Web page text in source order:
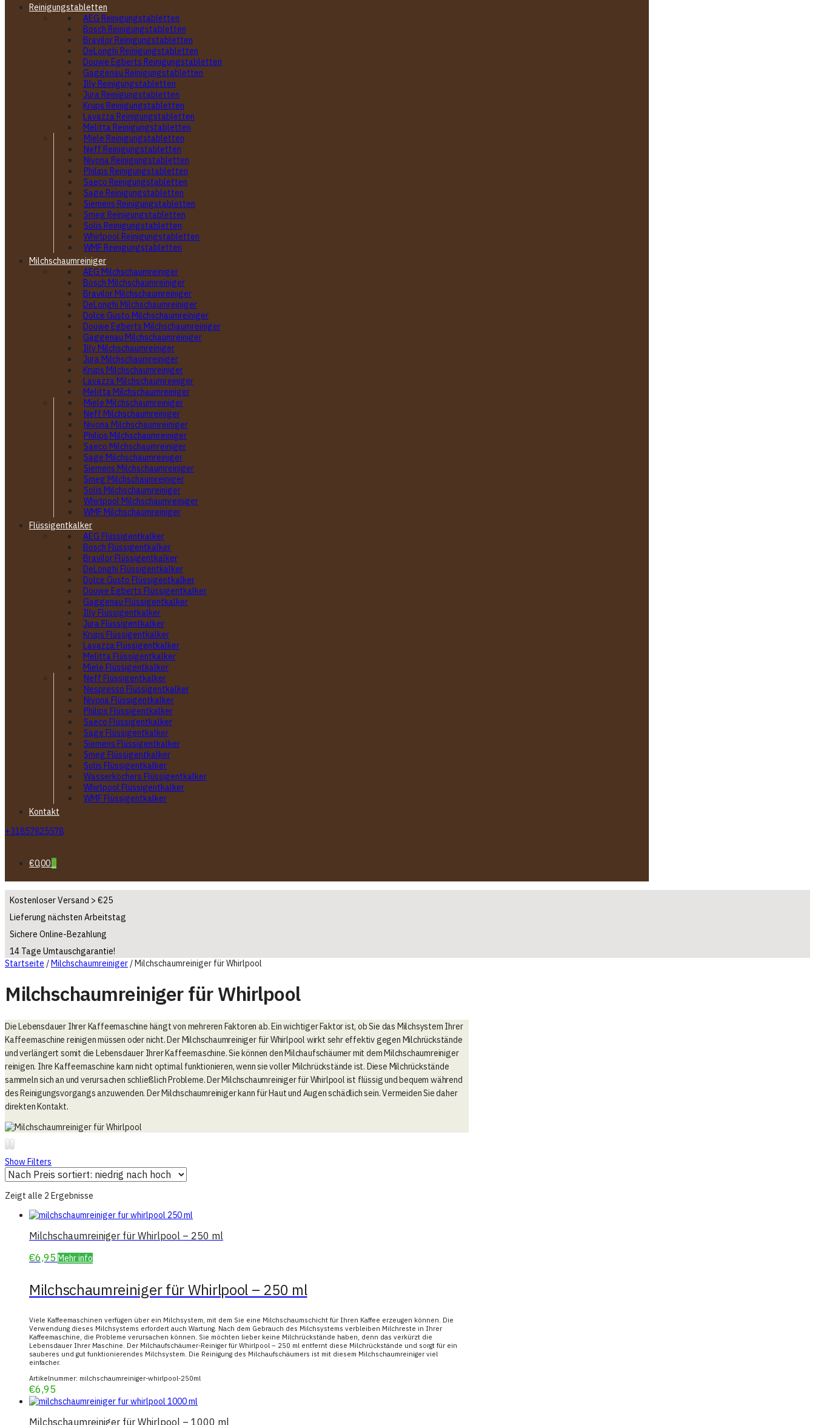
Reinigungstabletten
AEG Reinigungstabletten
Bosch Reinigungstabletten
Bravilor Reinigungstabletten
DeLonghi Reinigungstabletten
Douwe Egberts Reinigungstabletten
Gaggenau Reinigungstabletten
Illy Reinigungstabletten
Jura Reinigungstabletten
Krups Reinigungstabletten
Lavazza Reinigungstabletten
Melitta Reinigungstabletten
Miele Reinigungstabletten
Neff Reinigungstabletten
Nivona Reinigungstabletten
Philips Reinigungstabletten
Saeco Reinigungstabletten
Sage Reinigungstabletten
Siemens Reinigungstabletten
Smeg Reinigungstabletten
Solis Reinigungstabletten
Whirlpool Reinigungstabletten
WMF Reinigungstabletten
Milchschaumreiniger
AEG Milchschaumreiniger
Bosch Milchschaumreiniger
Bravilor Milchschaumreiniger
DeLonghi Milchschaumreiniger
Dolce Gusto Milchschaumreiniger
Douwe Egberts Milchschaumreiniger
Gaggenau Milchschaumreiniger
Illy Milchschaumreiniger
Jura Milchschaumreiniger
Krups Milchschaumreiniger
Lavazza Milchschaumreiniger
Melitta Milchschaumreiniger
Miele Milchschaumreiniger
Neff Milchschaumreiniger
Nivona Milchschaumreiniger
Philips Milchschaumreiniger
Saeco Milchschaumreiniger
Sage Milchschaumreiniger
Siemens Milchschaumreiniger
Smeg Milchschaumreiniger
Solis Milchschaumreiniger
Whirlpool Milchschaumreiniger
WMF Milchschaumreiniger
Flüssigentkalker
AEG Flüssigentkalker
Bosch Flüssigentkalker
Bravilor Flüssigentkalker
DeLonghi Flüssigentkalker
Dolce Gusto Flüssigentkalker
Douwe Egberts Flüssigentkalker
Gaggenau Flüssigentkalker
Illy Flüssigentkalker
Jura Flüssigentkalker
Krups Flüssigentkalker
Lavazza Flüssigentkalker
Melitta Flüssigentkalker
Miele Flüssigentkalker
Neff Flüssigentkalker
Nespresso Flüssigentkalker
Nivona Flüssigentkalker
Philips Flüssigentkalker
Saeco Flüssigentkalker
Sage Flüssigentkalker
Siemens Flüssigentkalker
Smeg Flüssigentkalker
Solis Flüssigentkalker
Wasserkochers Flüssigentkalker
Whirlpool Flüssigentkalker
WMF Flüssigentkalker
Kontakt
+31857825578
€0,000
Kostenloser Versand > €25
Lieferung nächsten Arbeitstag
Sichere Online-Bezahlung
14 Tage Umtauschgarantie!
Startseite /Milchschaumreiniger /Milchschaumreiniger für Whirlpool
Milchschaumreiniger für Whirlpool
Die Lebensdauer Ihrer Kaffeemaschine hängt von mehreren Faktoren ab. Ein wichtiger Faktor ist, ob Sie das Milchsystem Ihrer
Kaffeemaschine reinigen müssen oder nicht. Der Milchschaumreiniger für Whirlpool wirkt sehr effektiv gegen Milchrückstände
und verlängert somit die Lebensdauer Ihrer Kaffeemaschine. Sie können den Milchaufschäumer mit dem Milchschaumreiniger
reinigen. Ihre Kaffeemaschine kann nicht optimal funktionieren, wenn sie voller Milchrückstände ist. Diese Milchrückstände
sammeln sich an und verursachen schließlich Probleme. Der Milchschaumreiniger für Whirlpool ist flüssig und bequem während
des Reinigungsvorgangs anzuwenden. Der Milchschaumreiniger kann für Haut und Augen schädlich sein. Vermeiden Sie daher
direkten Kontakt.
Show Filters
Zeigt alle 2 Ergebnisse
Milchschaumreiniger für Whirlpool – 250 ml
€6,95 Mehr info
Milchschaumreiniger für Whirlpool – 250 ml
Viele Kaffeemaschinen verfügen über ein Milchsystem, mit dem Sie eine Milchschaumschicht für Ihren Kaffee erzeugen können. Die
Verwendung dieses Milchsystems erfordert auch Wartung. Nach dem Gebrauch des Milchsystems verbleiben Milchreste in Ihrer
Kaffeemaschine, die Probleme verursachen können. Sie möchten lieber keine Milchrückstände haben, denn das verkürzt die
Lebensdauer Ihrer Maschine. Der Milchaufschäumer-Reiniger für Whirlpool – 250 ml entfernt diese Milchrückstände und sorgt für ein
sauberes und gut funktionierendes Milchsystem. Die Reinigung des Milchaufschäumers ist mit diesem Milchschaumreiniger viel
einfacher.
Artikelnummer: milchschaumreiniger-whirlpool-250ml
€6,95
Milchschaumreiniger für Whirlpool – 1000 ml